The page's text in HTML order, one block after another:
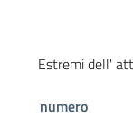
Estremi dell'
numero